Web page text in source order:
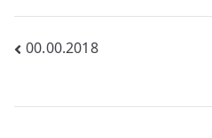
Post
00.00.2018